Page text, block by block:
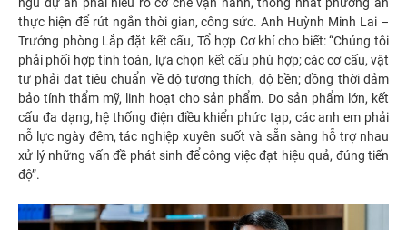
thực hiện để rút ngắn thời gian, công sức. Anh Huỳnh Minh Lai –
Trưởng phòng Lắp đặt kết cấu, Tổ hợp Cơ khí cho biết: “Chúng tôi
phải phối hợp tính toán, lựa chọn kết cấu phù hợp; các cơ cấu, vật
tư phải đạt tiêu chuẩn về độ tương thích, độ bền; đồng thời đảm
bảo tính thẩm mỹ, linh hoạt cho sản phẩm. Do sản phẩm lớn, kết
cấu đa dạng, hệ thống điện điều khiển phức tạp, các anh em phải
nỗ lực ngày đêm, tác nghiệp xuyên suốt và sẵn sàng hỗ trợ nhau
xử lý những vấn đề phát sinh để công việc đạt hiệu quả, đúng tiến
độ”.